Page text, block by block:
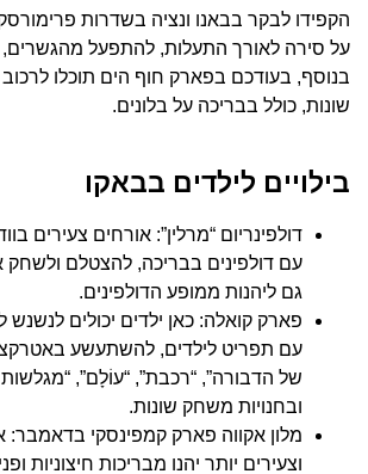
הקפידו לבקר בבאנו ונציה בשדרות
על סירה לאורך התעלות, להתפעל
בנוסף, בעודכם בפארק חוף הים תוכלו
שונות, כולל בבריכה על בלונים.
בילויים לילדים בבאקו
דולפינריום “מרלין”: אורחים צעירים
עם דולפינים בבריכה, להצטלם ולשחק
גם ליהנות ממופע הדולפינים.
פארק קואלה: כאן ילדים יכולים
עם תפריט לילדים, להשתעשע
של הדבורה”, “רכבת”, “עוֹלָם”,
ובחנויות משחק שונות.
מלון אקווה פארק קמפינסקי בדאמבר:
וצעירים יותר יהנו מבריכות חיצוניות